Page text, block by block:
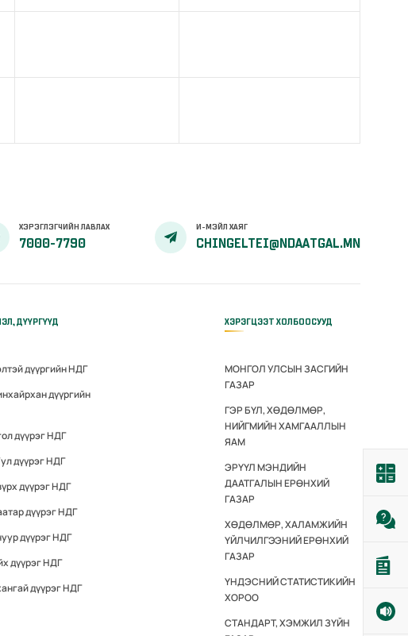
ХЭРЭГЛЭГЧИЙН ЛАВЛАХ
7000-7790
И-МЭЙЛ ХАЯГ
CHINGELTEI@NDAATGAL.MN
ДҮҮРГҮҮД
дүүргийн НДГ
дүүргийн
дүүрэг НДГ
дүүрэг НДГ
дүүрэг НДГ
дүүрэг НДГ
дүүрэг НДГ
дүүрэг НДГ
дүүрэг НДГ
ХЭРЭГЦЭЭТ ХОЛБООСУУД
МОНГОЛ УЛСЫН ЗАСГИЙН
ГАЗАР
ГЭР БҮЛ, ХӨДӨЛМӨР,
НИЙГМИЙН ХАМГААЛЛЫН
ЯАМ
ЭРҮҮЛ МЭНДИЙН
ДААТГАЛЫН ЕРӨНХИЙ
ГАЗАР
ХӨДӨЛМӨР, ХАЛАМЖИЙН
ҮЙЛЧИЛГЭЭНИЙ ЕРӨНХИЙ
ГАЗАР
ҮНДЭСНИЙ СТАТИСТИКИЙН
ХОРОО
СТАНДАРТ, ХЭМЖИЛ ЗҮЙН